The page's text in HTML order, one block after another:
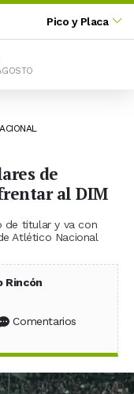
Pico y Placa
de
al DIM
de titular y va con
Atlético Nacional
Rincón
Facebook
en X (Twitter)
en WhatsApp
Comentarios